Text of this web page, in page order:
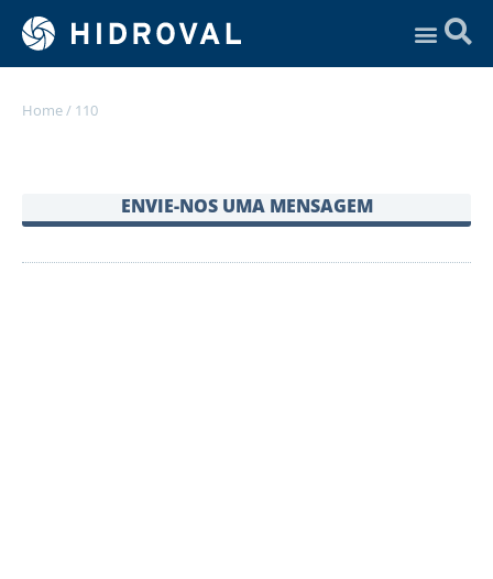
Home/ 110
ENVIE-NOS UMA MENSAGEM